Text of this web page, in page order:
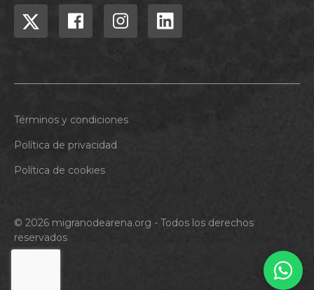
© 2026 migranodearena.org - Todos los derechos
reservados
Términos y condiciones
Política de privacidad
Política de cookies